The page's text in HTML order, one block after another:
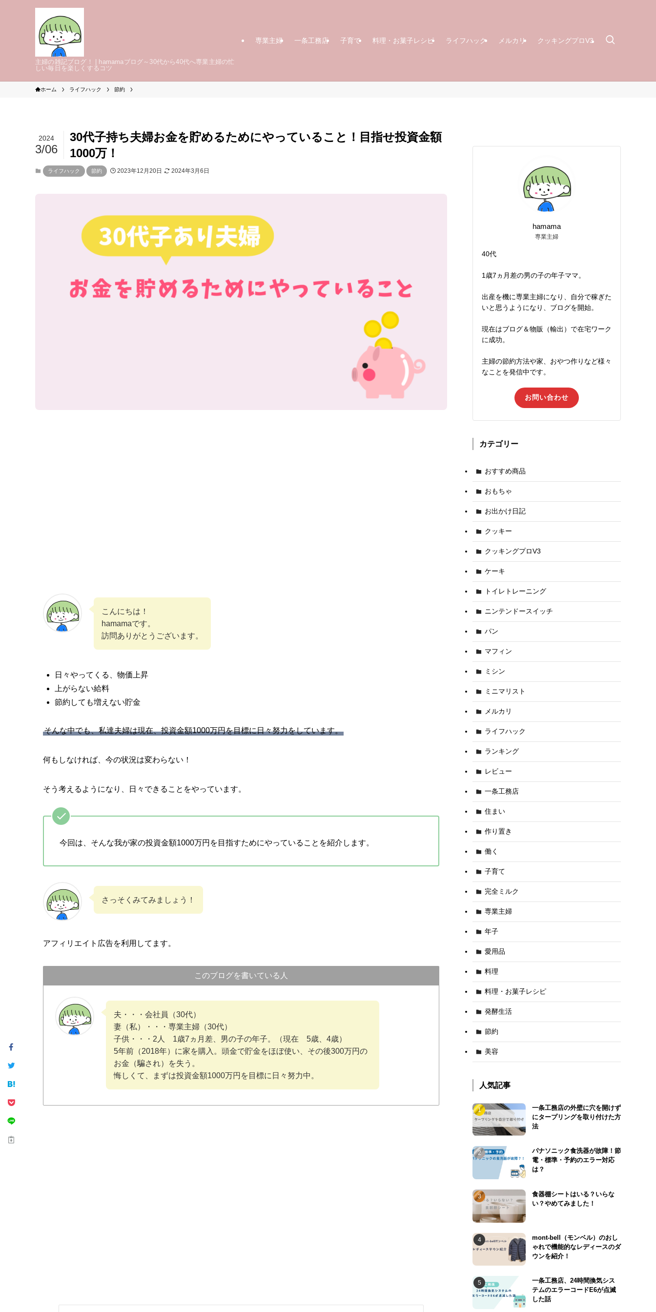
主婦の雑記ブログ！ | hamamaブログ～30代から40代へ専業主婦の忙
しい毎日を楽しくするコツ
専業主婦 一条工務店 子育て 料理・お菓子レシピ ライフハック メルカリ クッキングプロV3
ホーム ライフハック 節約
30代子持ち夫婦お金を貯めるためにやっていること！目指せ投資金額
1000万！
2024
3/06
ライフハック 節約 2023年12月20日 2024年3月6日
こんにちは！
hamamaです。
訪問ありがとうございます。
日々やってくる、物価上昇
上がらない給料
節約しても増えない貯金
そんな中でも、私達夫婦は現在、投資金額1000万円を目標に日々努力をしています。
何もしなければ、今の状況は変わらない！
そう考えるようになり、日々できることをやっています。
今回は、そんな我が家の投資金額1000万円を目指すためにやっていることを紹介します。
さっそくみてみましょう！
アフィリエイト広告を利用してます。
このブログを書いている人
夫・・・会社員（30代）
妻（私）・・・専業主婦（30代）
子供・・・2人 1歳7ヵ月差、男の子の年子。（現在 5歳、4歳）
5年前（2018年）に家を購入。頭金で貯金をほぼ使い、その後300万円の
お金（騙され）を失う。
悔しくて、まずは投資金額1000万円を目標に日々努力中。
hamama
専業主婦
40代
1歳7ヵ月差の男の子の年子ママ。
出産を機に専業主婦になり、自分で稼ぎた
いと思うようになり、ブログを開始。
現在はブログ＆物販（輸出）で在宅ワーク
に成功。
主婦の節約方法や家、おやつ作りなど様々
なことを発信中です。
お問い合わせ
カテゴリー
おすすめ商品
おもちゃ
お出かけ日記
クッキー
クッキングプロV3
ケーキ
トイレトレーニング
ニンテンドースイッチ
パン
マフィン
ミシン
ミニマリスト
メルカリ
ライフハック
ランキング
レビュー
一条工務店
住まい
作り置き
働く
子育て
完全ミルク
専業主婦
年子
愛用品
料理
料理・お菓子レシピ
発酵生活
節約
美容
人気記事
一条工務店の外壁に穴を開けず
にタープリングを取り付けた方
法
パナソニック食洗器が故障！節
電・標準・予約のエラー対応
は？
食器棚シートはいる？いらな
い？やめてみました！
mont-bell（モンベル）のおし
ゃれで機能的なレディースのダ
ウンを紹介！
一条工務店、24時間換気シス
テムのエラーコードE6が点滅
した話